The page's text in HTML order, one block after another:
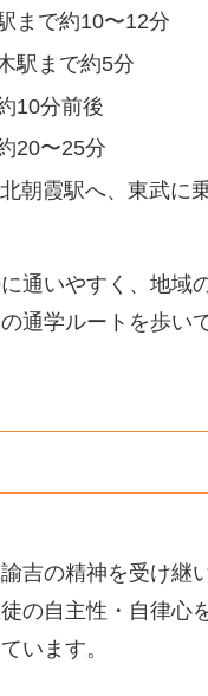
まで約10〜12分
駅まで約5分
10分前後
20〜25分
朝霞駅へ、東武に
通いやすく、地域
通学ルートを歩い
吉の精神を受け継
の自主性・自律心
います。